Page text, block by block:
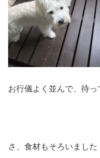
お行儀よく並んで、待
さ、食材もそろいました